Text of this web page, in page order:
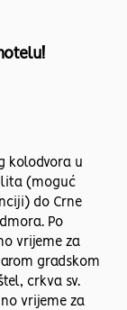
kolodvora u
(moguć
do Crne
Po
vrijeme za
gradskom
crkva sv.
vrijeme za